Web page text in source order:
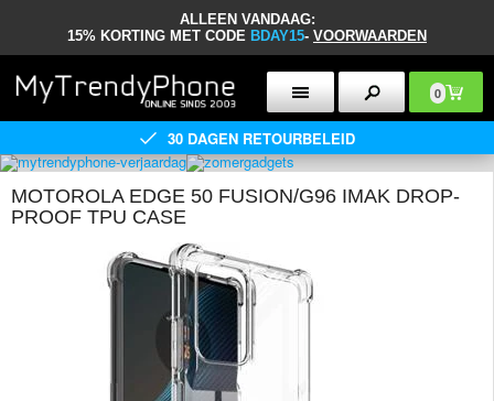
ALLEEN VANDAAG:
15% KORTING MET CODE BDAY15- VOORWAARDEN
0
30 DAGEN RETOURBELEID
MOTOROLA EDGE 50 FUSION/G96 IMAK DROP-
PROOF TPU CASE